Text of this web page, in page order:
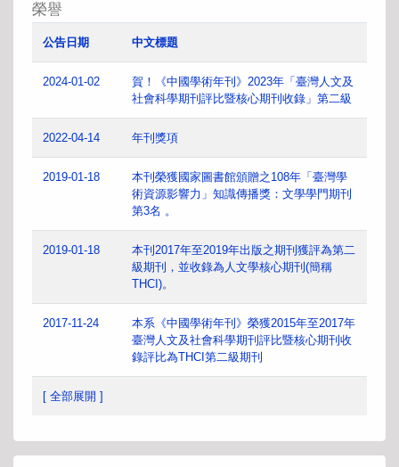
榮譽
公告日期 中文標題
2024-01-02
賀！《中國學術年刊》2023年「臺灣人文及
社會科學期刊評比暨核心期刊收錄」第二級
2022-04-14 年刊獎項
2019-01-18
本刊榮獲國家圖書館頒贈之108年「臺灣學
術資源影響力」知識傳播獎：文學學門期刊
第3名 。
2019-01-18
本刊2017年至2019年出版之期刊獲評為第二
級期刊，並收錄為人文學核心期刊(簡稱
THCI)。
2017-11-24
本系《中國學術年刊》榮獲2015年至2017年
臺灣人文及社會科學期刊評比暨核心期刊收
錄評比為THCI第二級期刊
[ 全部展開 ]